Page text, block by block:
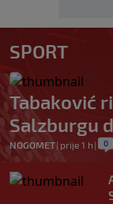
SPORT
Tabaković
Salzburgu
NOGOMET| prije 1 h | 0